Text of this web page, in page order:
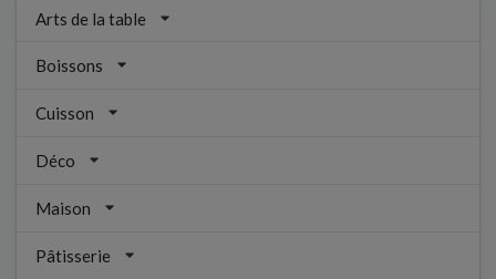
Arts de la table
Boissons
Cuisson
Déco
Maison
Pâtisserie